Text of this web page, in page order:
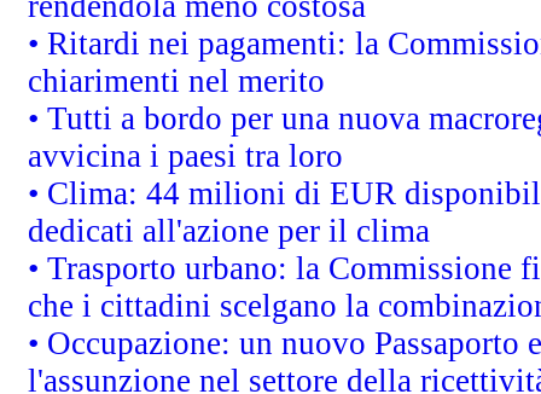
• Ritardi nei pagamenti: la
chiarimenti nel merito
• Tutti a bordo per una nuova
avvicina i paesi tra loro
• Clima: 44 milioni di EUR
dedicati all'azione per il clima
• Trasporto urbano: la Commissione
che i cittadini scelgano la
• Occupazione: un nuovo Passaporto
l'assunzione nel settore della